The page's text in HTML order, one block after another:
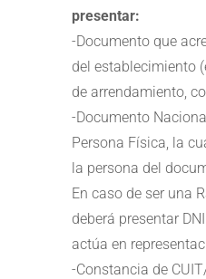
presentar:
-Documento que
del establecimiento
de arrendamiento,
-Documento
Persona Física, la
la persona del
En caso de ser una
deberá presentar
actúa en
-Constancia de